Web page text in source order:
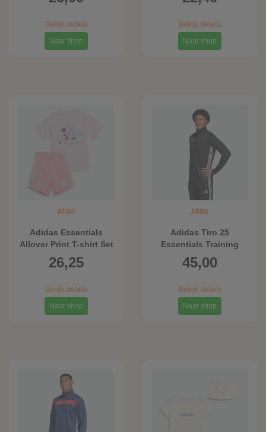
Bekijk details
Naar shop
Set
Bekijk details
Naar shop
Adidas
Adidas Essentials
Allover Print T-shirt Set
Kids
26,25
Bekijk details
Naar shop
Adidas
Adidas Tiro 25
Essentials Training
Shirt
45,00
Bekijk details
Naar shop